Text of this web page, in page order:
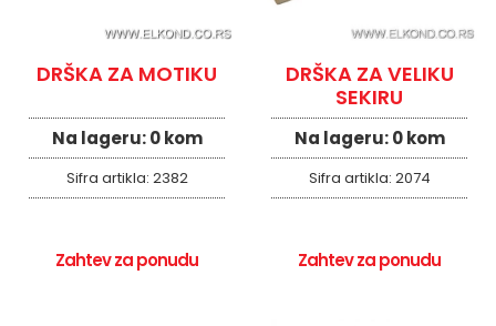
DRŠKA ZA MOTIKU
Na lageru:0 kom
Sifra artikla: 2382
Zahtev za ponudu
DRŠKA ZA VELIKU
SEKIRU
Na lageru:0 kom
Sifra artikla: 2074
Zahtev za ponudu